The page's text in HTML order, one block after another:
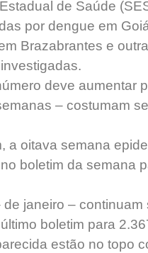
de Saúde
por dengue em
Brazabrantes e
deve aumentar
– costumam
a oitava semana
boletim da semana
janeiro – continuam
boletim para
estão no topo